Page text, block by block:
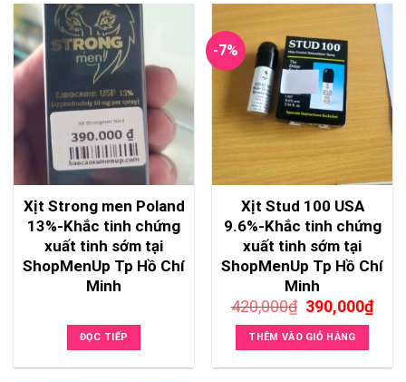
Xịt Strong men Poland
13%-Khắc tinh chứng
xuất tinh sớm tại
ShopMenUp Tp Hồ Chí
Minh
ĐỌC TIẾP
-7%
Xịt Stud 100 USA
9.6%-Khắc tinh chứng
xuất tinh sớm tại
ShopMenUp Tp Hồ Chí
Minh
420,000₫ Giá
gốc
là:
420,000₫.
390,000₫Giá
THÊM VÀO GIỎ HÀNG